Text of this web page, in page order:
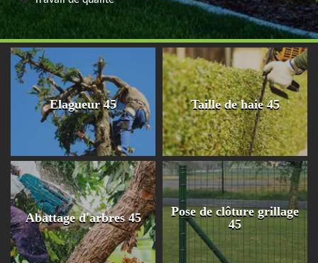
Elagueur 45 Taille de haie 45
Abattage d'arbres 45
Pose de clôture grillage
45